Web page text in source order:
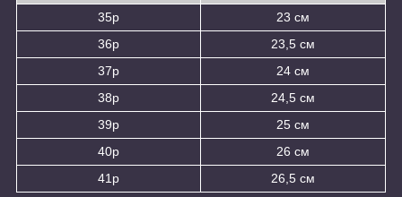
35р
23 см
36р
23,5 см
37р
24 см
38р
24,5 см
39р
25 см
40р
26 см
41р
26,5 см